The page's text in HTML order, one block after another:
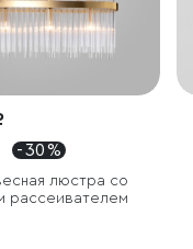
- 30 %
люстра со
рассеивателем